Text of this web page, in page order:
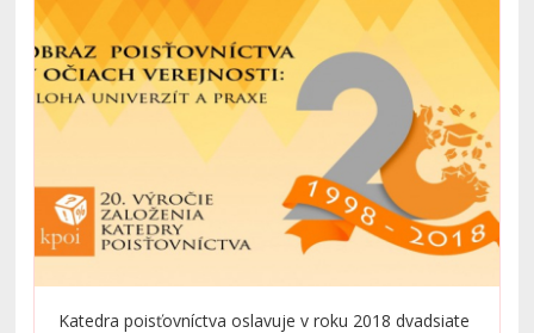
Katedra poisťovníctva oslavuje v roku 2018 dvadsiate